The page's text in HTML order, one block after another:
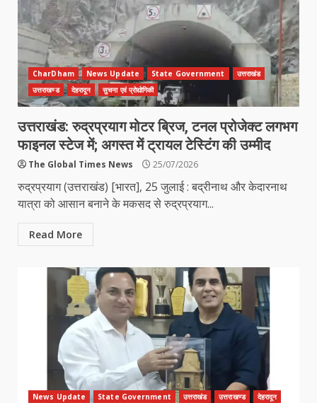
CharDham News Update State Government
उत्तराखंड
उत्तराखण्ड
देहरादून सुचना एवं प्रोद्योगिकी
उत्तराखंड: रुद्रप्रयाग मोटर ब्रिज, टनल प्रोजेक्ट लगभग
फाइनल स्टेज में; अगस्त में ट्रायल टेस्टिंग की उम्मीद
The Global Times News 25/07/2026
रुद्रप्रयाग (उत्तराखंड) [भारत], 25 जुलाई : बद्रीनाथ और केदारनाथ
यात्रा को आसान बनाने के मकसद से रुद्रप्रयाग...
Read More
News Update State Government उत्तराखंड उत्तराखण्ड
देहरादून